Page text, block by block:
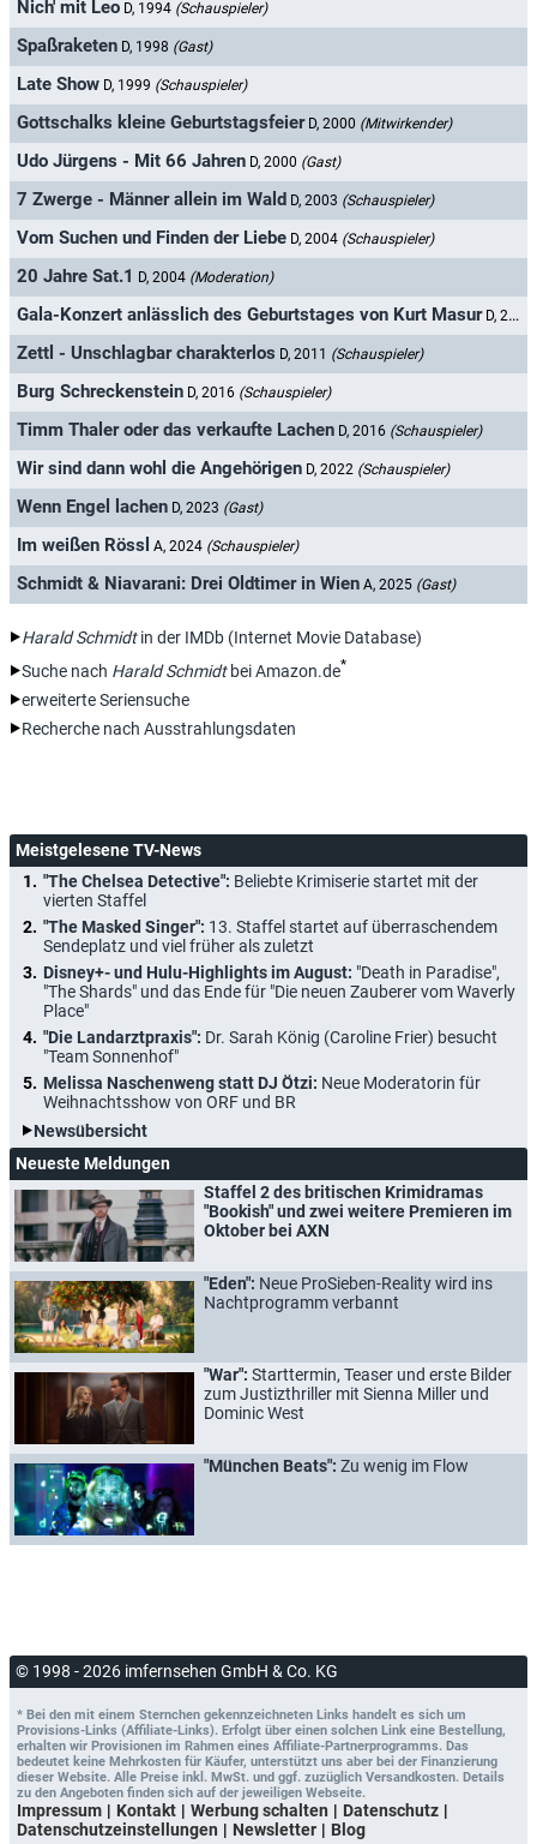
Nich' mit Leo D, 1994 (Schauspieler)
Spaßraketen D, 1998 (Gast)
Late Show D, 1999 (Schauspieler)
Gottschalks kleine Geburtstagsfeier D, 2000 (Mitwirkender)
Udo Jürgens - Mit 66 Jahren D, 2000 (Gast)
7 Zwerge - Männer allein im Wald D, 2003 (Schauspieler)
Vom Suchen und Finden der Liebe D, 2004 (Schauspieler)
20 Jahre Sat.1 D, 2004 (Moderation)
Gala-Konzert anlässlich des Geburtstages von Kurt Masur D, 2007
Zettl - Unschlagbar charakterlos D, 2011 (Schauspieler)
Burg Schreckenstein D, 2016 (Schauspieler)
Timm Thaler oder das verkaufte Lachen D, 2016 (Schauspieler)
Wir sind dann wohl die Angehörigen D, 2022 (Schauspieler)
Wenn Engel lachen D, 2023 (Gast)
Im weißen Rössl A, 2024 (Schauspieler)
Schmidt & Niavarani: Drei Oldtimer in Wien A, 2025 (Gast)
Harald Schmidtin der IMDb (Internet Movie Database)
Suche nach Harald Schmidtbei Amazon.de*
erweiterte Seriensuche
Recherche nach Ausstrahlungsdaten
Meistgelesene TV-News
"The Chelsea Detective": Beliebte Krimiserie startet mit der
vierten Staffel
"The Masked Singer": 13. Staffel startet auf überraschendem
Sendeplatz und viel früher als zuletzt
Disney+- und Hulu-Highlights im August: "Death in Paradise",
"The Shards" und das Ende für "Die neuen Zauberer vom Waverly
Place"
"Die Landarztpraxis": Dr. Sarah König (Caroline Frier) besucht
"Team Sonnenhof"
Melissa Naschenweng statt DJ Ötzi: Neue Moderatorin für
Weihnachtsshow von ORF und BR
Newsübersicht
Neueste Meldungen
Staffel 2 des britischen Krimidramas
"Bookish" und zwei weitere Premieren im
Oktober bei AXN
"Eden": Neue ProSieben-Reality wird ins
Nachtprogramm verbannt
"War": Starttermin, Teaser und erste Bilder
zum Justizthriller mit Sienna Miller und
Dominic West
"München Beats": Zu wenig im Flow
© 1998 - 2026 imfernsehen GmbH & Co. KG
* Bei den mit einem Sternchen gekennzeichneten Links handelt es sich um
Provisions-Links (Affiliate-Links). Erfolgt über einen solchen Link eine Bestellung,
erhalten wir Provisionen im Rahmen eines Affiliate-Partnerprogramms. Das
bedeutet keine Mehrkosten für Käufer, unterstützt uns aber bei der Finanzierung
dieser Website. Alle Preise inkl. MwSt. und ggf. zuzüglich Versandkosten. Details
zu den Angeboten finden sich auf der jeweiligen Webseite.
Impressum Kontakt Werbung schalten
Datenschutz
Datenschutzeinstellungen
Newsletter Blog